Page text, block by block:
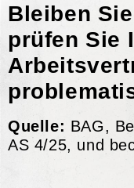
Bleiben
prüfen Sie
Quelle: BAG,
AS 4/25, und